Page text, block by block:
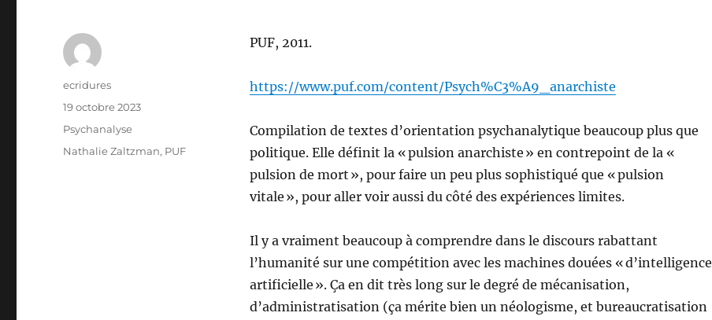
PUF, 2011.
https://www.puf.com/content/Psych%C3%A9_anarchiste
Compilation de textes d’orientation psychanalytique beaucoup plus que
politique. Elle définit la « pulsion anarchiste » en contrepoint de la «
pulsion de mort », pour faire un peu plus sophistiqué que « pulsion
vitale », pour aller voir aussi du côté des expériences limites.
Il y a vraiment beaucoup à comprendre dans le discours rabattant
l’humanité sur une compétition avec les machines douées « d’intelligence
artificielle ». Ça en dit très long sur le degré de mécanisation,
d’administratisation (ça mérite bien un néologisme, et bureaucratisation
Auteur
ecridures
Publié
19 octobre 2023
Catégories
Psychanalyse
Étiquettes
Nathalie Zaltzman, PUF